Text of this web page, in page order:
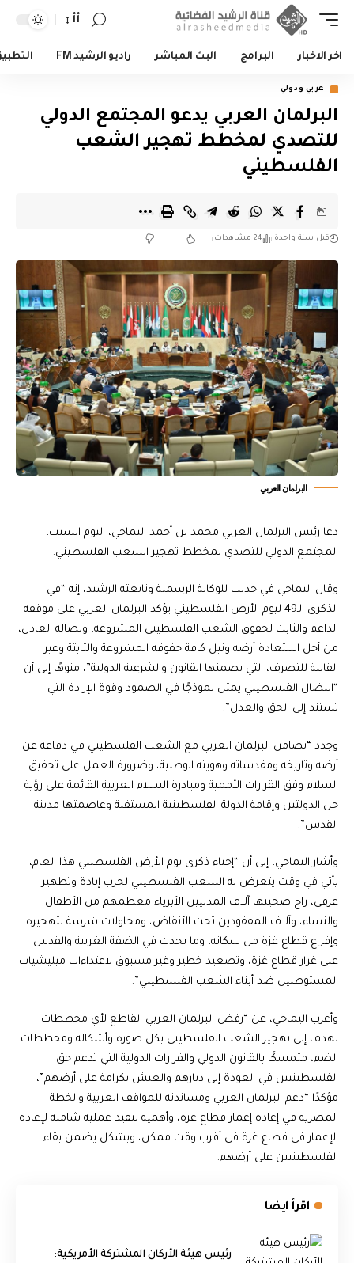
أأ
اخر الاخبار البرامج البث المباشر راديو الرشيد FM
عربي ودولي
البرلمان العربي يدعو المجتمع الدولي
للتصدي لمخطط تهجير الشعب
الفلسطيني
قبل سنة واحدة 24 مشاهدات
البرلمان العربي
دعا رئيس البرلمان العربي محمد بن أحمد اليماحي، اليوم السبت،
المجتمع الدولي للتصدي لمخطط تهجير الشعب الفلسطيني.
وقال اليماحي في حديث للوكالة الرسمية وتابعته الرشيد، إنه “في
الذكرى الـ49 ليوم الأرض الفلسطيني يؤكد البرلمان العربي على موقفه
الداعم والثابت لحقوق الشعب الفلسطيني المشروعة، ونضاله العادل،
من أجل استعادة أرضه ونيل كافة حقوقه المشروعة والثابتة وغير
القابلة للتصرف، التي يضمنها القانون والشرعية الدولية”، منوهًا إلى أن
“النضال الفلسطيني يمثل نموذجًا في الصمود وقوة الإرادة التي
تستند إلى الحق والعدل”.
وجدد “تضامن البرلمان العربي مع الشعب الفلسطيني في دفاعه عن
أرضه وتاريخه ومقدساته وهويته الوطنية، وضرورة العمل على تحقيق
السلام وفق القرارات الأممية ومبادرة السلام العربية القائمة على رؤية
حل الدولتين وإقامة الدولة الفلسطينية المستقلة وعاصمتها مدينة
القدس”.
وأشار اليماحي، إلى أن “إحياء ذكرى يوم الأرض الفلسطيني هذا العام،
يأتي في وقت يتعرض له الشعب الفلسطيني لحرب إبادة وتطهير
عرقي، راح ضحيتها آلاف المدنيين الأبرياء معظمهم من الأطفال
والنساء، وآلاف المفقودين تحت الأنقاض، ومحاولات شرسة لتهجيره
وإفراغ قطاع غزة من سكانه، وما يحدث في الضفة الغربية والقدس
على غرار قطاع غزة، وتصعيد خطير وغير مسبوق لاعتداءات ميليشيات
المستوطنين ضد أبناء الشعب الفلسطيني”.
وأعرب اليماحي، عن “رفض البرلمان العربي القاطع لأي مخططات
تهدف إلى تهجير الشعب الفلسطيني بكل صوره وأشكاله ومخططات
الضم، متمسكًا بالقانون الدولي والقرارات الدولية التي تدعم حق
الفلسطينيين في العودة إلى ديارهم والعيش بكرامة على أرضهم”،
مؤكدًا “دعم البرلمان العربي ومساندته للمواقف العربية والخطة
المصرية في إعادة إعمار قطاع غزة، وأهمية تنفيذ عملية شاملة لإعادة
الإعمار في قطاع غزة في أقرب وقت ممكن، وبشكل يضمن بقاء
الفلسطينيين على أرضهم.
اقرأ ايضا
رئيس هيئة الأركان المشتركة الأمريكية: